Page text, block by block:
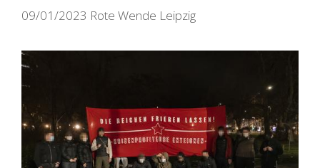
09/01/2023 Rote Wende Leipzig